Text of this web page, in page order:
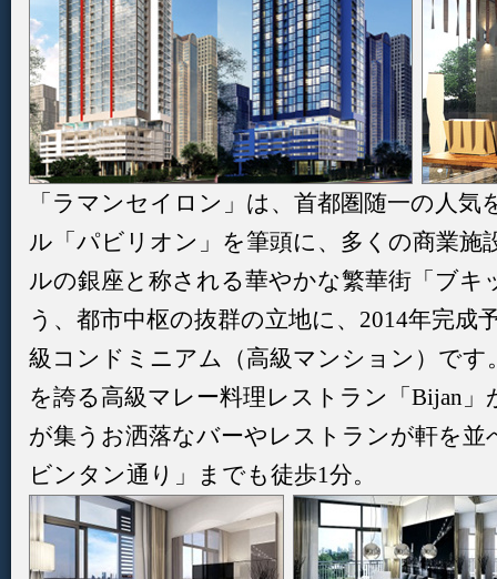
「ラマンセイロン」は、首都圏随一の人
ル「パビリオン」を筆頭に、多くの商業施
ルの銀座と称される華やかな繁華街「ブ
う、都市中枢の抜群の立地に、2014年完成
級コンドミニアム（高級マンション）です
を誇る高級マレー料理レストラン「Bijan
が集うお洒落なバーやレストランが軒を
ビンタン通り」までも徒歩1分。